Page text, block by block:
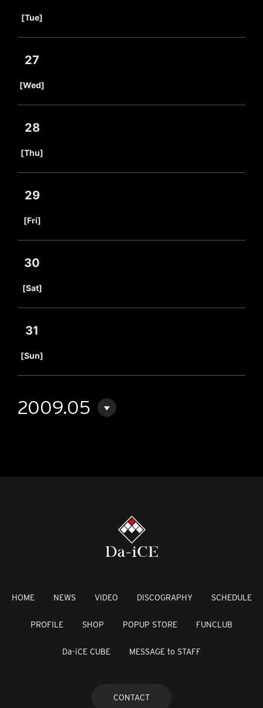
[Tue]
27
[Wed]
28
[Thu]
29
[Fri]
30
[Sat]
31
[Sun]
2009.05
HOME NEWS VIDEO DISCOGRAPHY SCHEDULE
PROFILE SHOP POPUP STORE FUNCLUB
Da-iCE CUBE MESSAGE to STAFF
CONTACT